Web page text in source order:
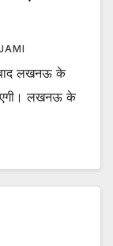
लखनऊ के
लखनऊ के